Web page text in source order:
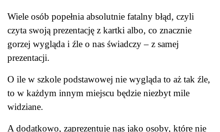
Wiele osób popełnia absolutnie fatalny błąd, czyli
czyta swoją prezentację z kartki albo, co znacznie
gorzej wygląda i źle o nas świadczy – z samej
prezentacji.
O ile w szkole podstawowej nie wygląda to aż tak źle,
to w każdym innym miejscu będzie niezbyt mile
widziane.
A dodatkowo, zaprezentuje nas jako osoby, które nie